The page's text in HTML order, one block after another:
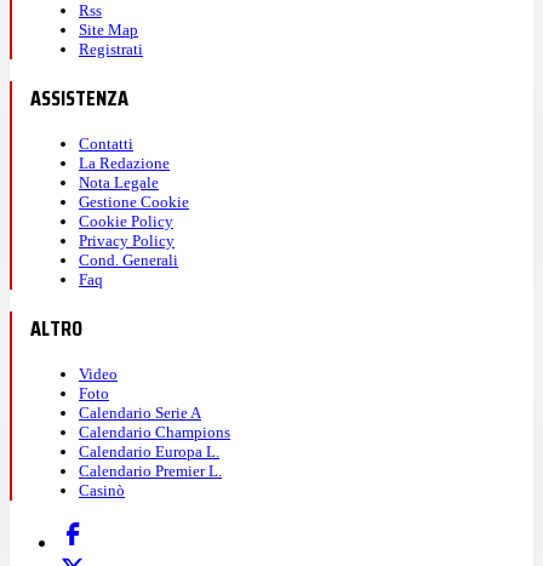
Rss
Site Map
Registrati
ASSISTENZA
Contatti
La Redazione
Nota Legale
Gestione Cookie
Cookie Policy
Privacy Policy
Cond. Generali
Faq
ALTRO
Video
Foto
Calendario Serie A
Calendario Champions
Calendario Europa L.
Calendario Premier L.
Casinò